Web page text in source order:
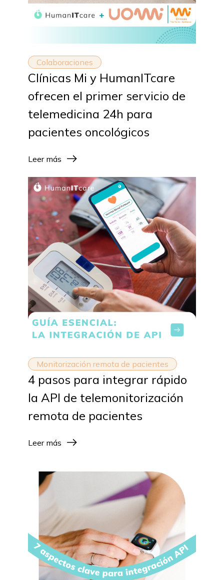
Colaboraciones
Clínicas Mi y HumanITcare
ofrecen el primer servicio de
telemedicina 24h para
pacientes oncológicos
Leer más
Monitorización remota de pacientes
4 pasos para integrar rápido
la API de telemonitorización
remota de pacientes
Leer más